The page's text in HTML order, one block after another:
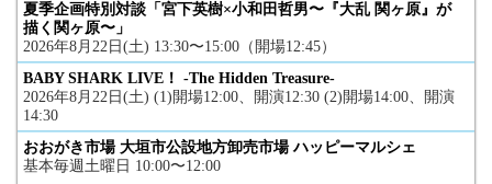
夏季企画特別対談「宮下英樹×小和田哲男〜『大乱 関ヶ原』が
描く関ヶ原〜」
2026年8月22日(土) 13:30〜15:00（開場12:45）
BABY SHARK LIVE！ -The Hidden Treasure-
2026年8月22日(土) (1)開場12:00、開演12:30 (2)開場14:00、開演
14:30
おおがき市場 大垣市公設地方卸売市場 ハッピーマルシェ
基本毎週土曜日 10:00〜12:00